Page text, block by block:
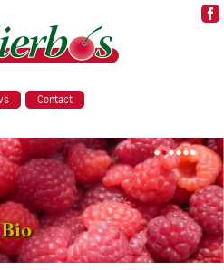
Contact
••••••